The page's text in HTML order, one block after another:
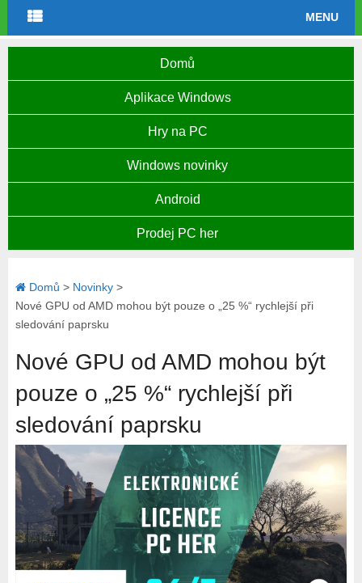
MENU
Domů
Aplikace Windows
Hry na PC
Windows novinky
Android
Prodej PC her
Domů > Novinky>
Nové GPU od AMD mohou být pouze o „25 %“ rychlejší při
sledování paprsku
Nové GPU od AMD mohou být
pouze o „25 %“ rychlejší při
sledování paprsku